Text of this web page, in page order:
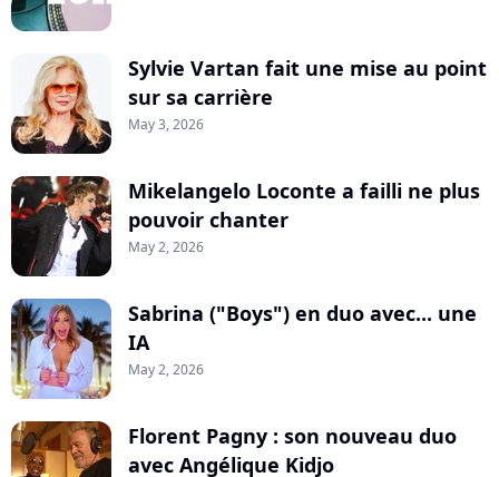
Sylvie Vartan fait une mise au point
sur sa carrière
May 3, 2026
Mikelangelo Loconte a failli ne plus
pouvoir chanter
May 2, 2026
Sabrina ("Boys") en duo avec... une
IA
May 2, 2026
Florent Pagny : son nouveau duo
avec Angélique Kidjo